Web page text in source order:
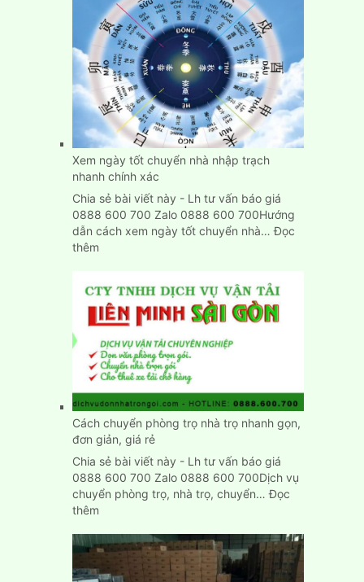
Chuyển
Nhà,
Dọn
Trọ
Trọn
Giá
Rẻ
Tại
Bình
Dương
Xem ngày tốt chuyển nhà nhập trạch
nhanh chính xác
Chia sẻ bài viết này - Lh tư vấn báo giá
0888 600 700 Zalo 0888 600 700Hướng
dẫn cách xem ngày tốt chuyển nhà…Đọc
thêm:
tốt
chuyển
nhà
nhập
trạch
nhanh
chính
xác
Cách chuyển phòng trọ nhà trọ nhanh gọn,
đơn giản, giá rẻ
Chia sẻ bài viết này - Lh tư vấn báo giá
0888 600 700 Zalo 0888 600 700Dịch vụ
chuyển phòng trọ, nhà trọ, chuyển…Đọc
thêm:
chuyển
phòng
trọ